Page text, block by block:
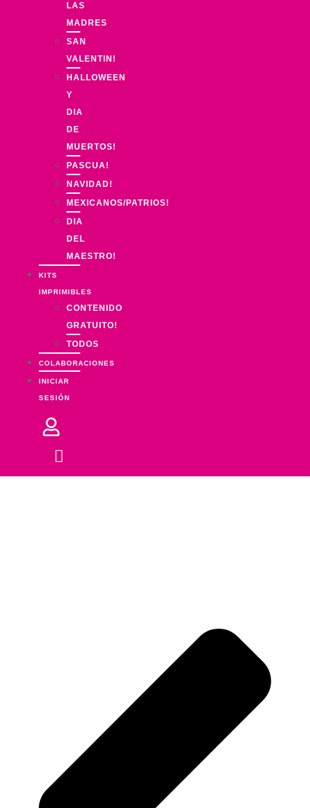
LAS
MADRES
SAN
VALENTIN!
HALLOWEEN
Y
DIA
DE
MUERTOS!
PASCUA!
NAVIDAD!
MEXICANOS/PATRIOS!
DIA
DEL
MAESTRO!
KITS
IMPRIMIBLES
CONTENIDO
GRATUITO!
TODOS
COLABORACIONES
INICIAR
SESIÓN